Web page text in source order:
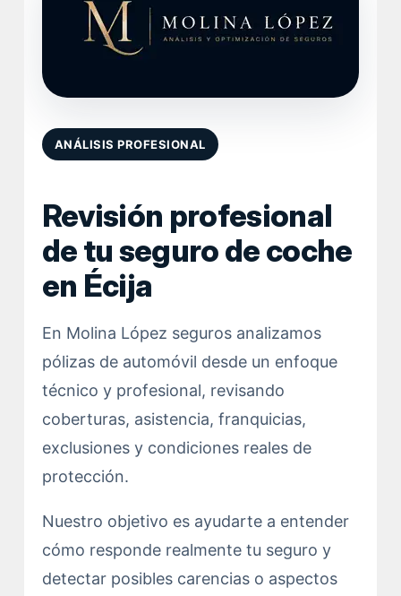
ANÁLISIS PROFESIONAL
Revisión profesional
de tu seguro de coche
en Écija
En Molina López seguros analizamos
pólizas de automóvil desde un enfoque
técnico y profesional, revisando
coberturas, asistencia, franquicias,
exclusiones y condiciones reales de
protección.
Nuestro objetivo es ayudarte a entender
cómo responde realmente tu seguro y
detectar posibles carencias o aspectos